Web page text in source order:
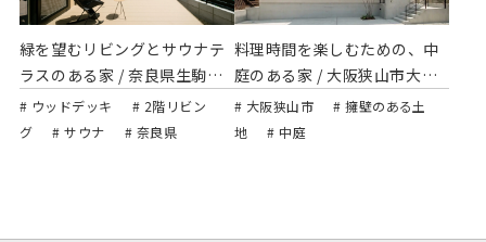
緑を望むリビングとサウナテ
ラスのある家 / 奈良県生駒市
小平尾町
# ウッドデッキ
# 2階リビン
グ
# サウナ # 奈良県
料理時間を楽しむための、中
庭のある家 / 大阪狭山市大野
台
# 大阪狭山市
# 擁壁のある土
地
# 中庭